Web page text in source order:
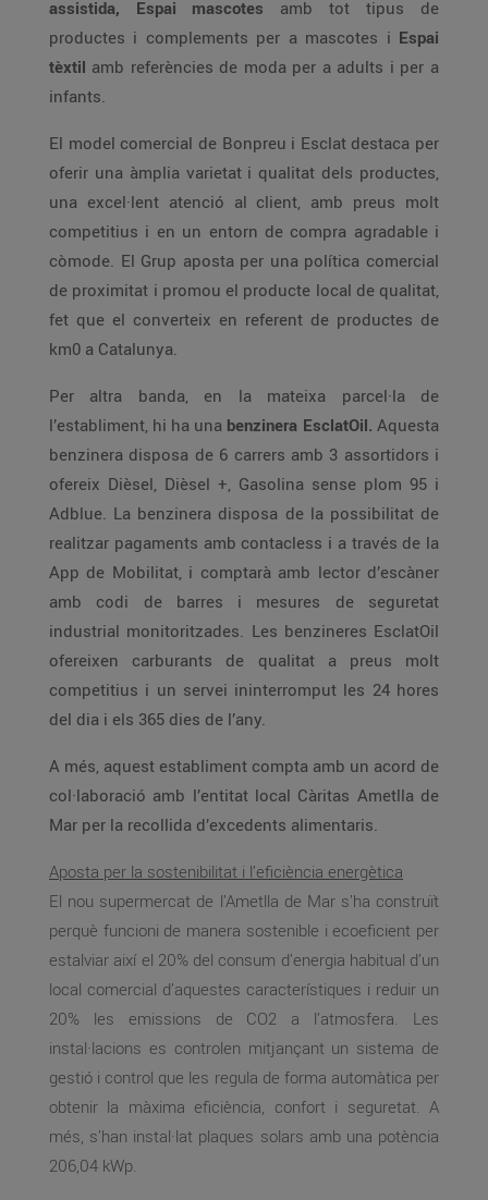
assistida, Espai mascotes amb tot tipus de
productes i complements per a mascotes i Espai
tèxtil amb referències de moda per a adults i per a
infants.
El model comercial de Bonpreu i Esclat destaca per
oferir una àmplia varietat i qualitat dels productes,
una excel·lent atenció al client, amb preus molt
competitius i en un entorn de compra agradable i
còmode. El Grup aposta per una política comercial
de proximitat i promou el producte local de qualitat,
fet que el converteix en referent de productes de
km0 a Catalunya.
Per altra banda, en la mateixa parcel·la de
l’establiment, hi ha una benzinera EsclatOil. Aquesta
benzinera disposa de 6 carrers amb 3 assortidors i
ofereix Dièsel, Dièsel +, Gasolina sense plom 95 i
Adblue. La benzinera disposa de la possibilitat de
realitzar pagaments amb contacless i a través de la
App de Mobilitat, i comptarà amb lector d’escàner
amb codi de barres i mesures de seguretat
industrial monitoritzades. Les benzineres EsclatOil
ofereixen carburants de qualitat a preus molt
competitius i un servei ininterromput les 24 hores
del dia i els 365 dies de l’any.
A més, aquest establiment compta amb un acord de
col·laboració amb l’entitat local Càritas Ametlla de
Mar per la recollida d’excedents alimentaris.
Aposta per la sostenibilitat i l’eficiència energètica
El nou supermercat de l’Ametlla de Mar s’ha construït
perquè funcioni de manera sostenible i ecoeficient per
estalviar així el 20% del consum d’energia habitual d’un
local comercial d’aquestes característiques i reduir un
20% les emissions de CO2 a l’atmosfera. Les
instal·lacions es controlen mitjançant un sistema de
gestió i control que les regula de forma automàtica per
obtenir la màxima eficiència, confort i seguretat. A
més, s’han instal·lat plaques solars amb una potència
206,04 kWp.